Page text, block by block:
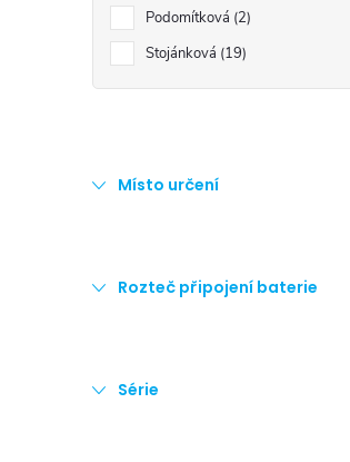
Podomítková 2
Stojánková 19
Místo určení
Rozteč připojení baterie
Série